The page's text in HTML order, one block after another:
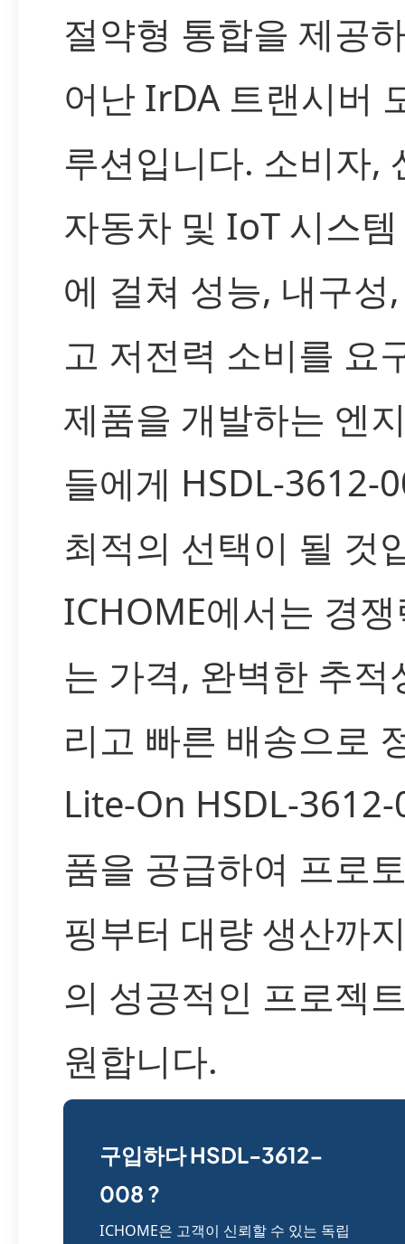
절약형 통합을 제공
어난 IrDA 트랜시버
루션입니다. 소비자,
자동차 및 IoT 시스
에 걸쳐 성능, 내구성
고 저전력 소비를 요
제품을 개발하는 엔
들에게 HSDL-3612-
최적의 선택이 될 것
ICHOME에서는 경
는 가격, 완벽한 추적
리고 빠른 배송으로
Lite-On HSDL-
품을 공급하여 프로
핑부터 대량 생산까
의 성공적인 프로젝
원합니다.
구입하다 HSDL-3612-
008 ?
ICHOME은 고객이 신뢰할 수 있는 독립